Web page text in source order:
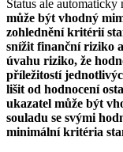
Status ale automaticky
může být vhodný
zohlednění kritérií
snížit finanční riziko
úvahu riziko, že
příležitostí
lišit od hodnocení
ukazatel může být
souladu se svými
minimální kritéria